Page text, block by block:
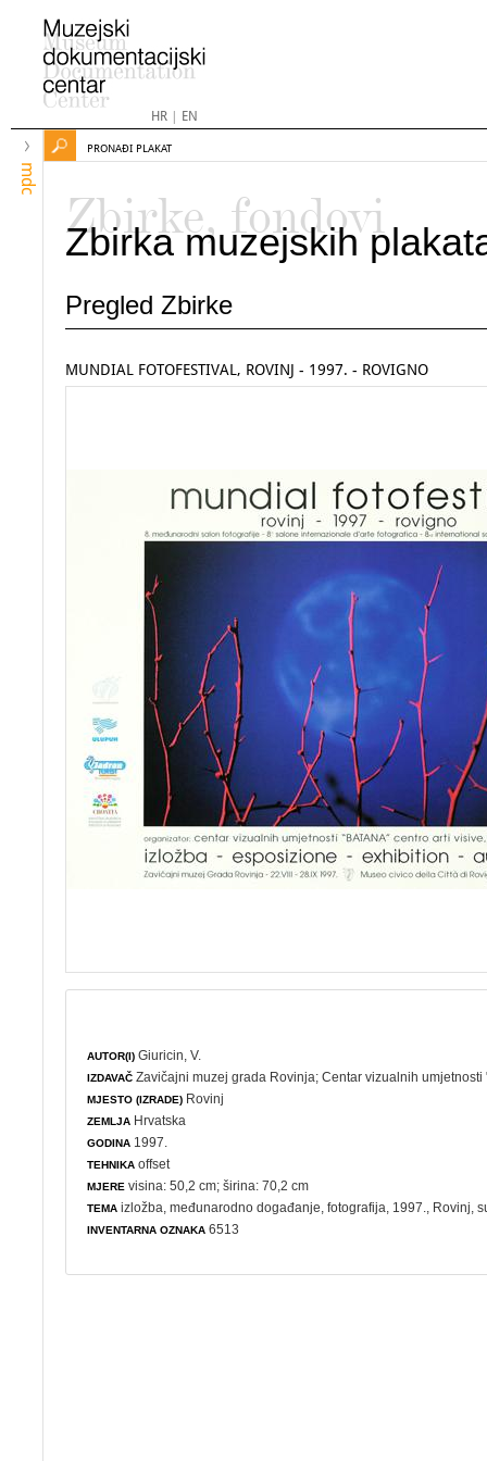
HR| EN
mdc
PRONAĐI PLAKAT
Zbirke, fondovi
Zbirka muzejskih
Pregled Zbirke
MUNDIAL FOTOFESTIVAL, ROVINJ - 1997. - ROVIGNO
AUTOR(I) Giuricin, V.
IZDAVAČ Zavičajni muzej grada Rovinja;Centar vizualnih umjetnosti
MJESTO (IZRADE) Rovinj
ZEMLJA Hrvatska
GODINA 1997.
TEHNIKA offset
MJERE visina: 50,2 cm; širina: 70,2 cm
TEMA izložba ,međunarodno događanje ,fotografija , 1997., Rovinj,
INVENTARNA OZNAKA 6513